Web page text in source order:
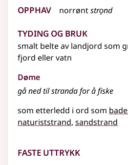
Opphav norrøntstrǫnd
Tyding og bruk
smalt belte av landjord som
fjord ellervatn
Døme
gå ned til stranda for å fiske
som etterledd i ord som
naturiststrand sandstrand
Faste uttrykk